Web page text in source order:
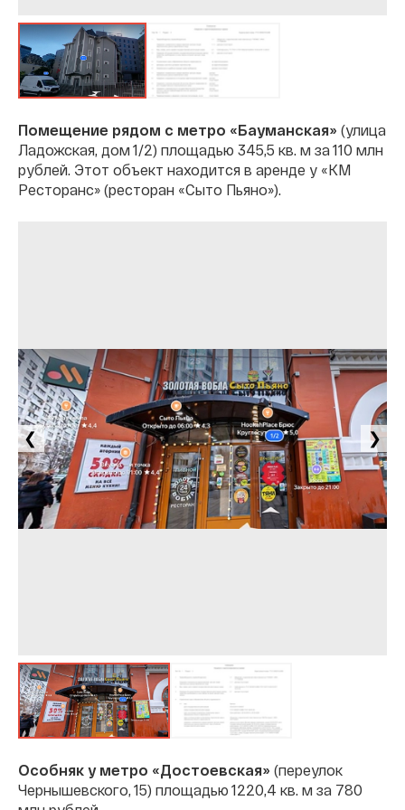
Помещение рядом с метро «Бауманская» (улица
Ладожская, дом 1/2) площадью 345,5 кв. м за 110 млн
рублей. Этот объект находится в аренде у «КМ
Ресторанс» (ресторан «Сыто Пьяно»).
❮ ❯
Особняк у метро «Достоевская» (переулок
Чернышевского, 15) площадью 1220,4 кв. м за 780